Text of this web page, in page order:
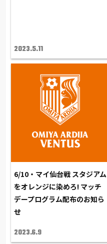
2023.5.11
6/10・マイ仙台戦 スタジアム
をオレンジに染めろ! マッチ
デープログラム配布のお知ら
せ
2023.6.9